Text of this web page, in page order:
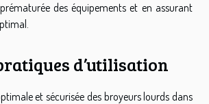
des équipements et en assurant
d’utilisation
et sécurisée des broyeurs lourds dans